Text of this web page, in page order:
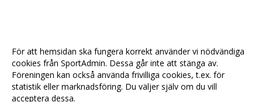
För att hemsidan ska fungera korrekt använder vi nödvändiga
cookies från SportAdmin. Dessa går inte att stänga av.
Föreningen kan också använda frivilliga cookies, t.ex. för
statistik eller marknadsföring. Du väljer själv om du vill
acceptera dessa.